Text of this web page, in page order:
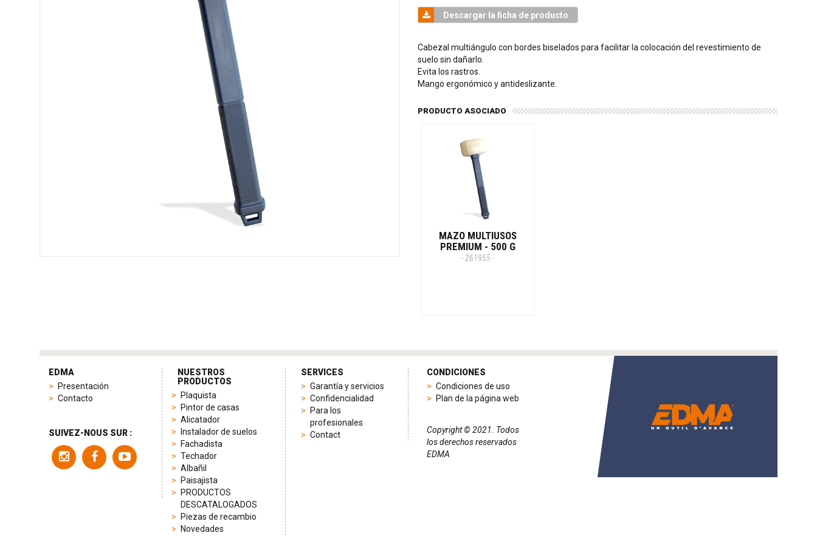
Descargar la ficha de producto
Cabezal multiángulo con bordes biselados para facilitar la colocación del revestimiento de
suelo sin dañarlo.
Evita los rastros.
Mango ergonómico y antideslizante.
PRODUCTO ASOCIADO
MAZO MULTIUSOS
PREMIUM - 500 G
- 261955 -
EDMA
Presentación
Contacto
SUIVEZ-NOUS SUR :
NUESTROS
PRODUCTOS
Plaquista
Pintor de casas
Alicatador
Instalador de suelos
Fachadista
Techador
Albañil
Paisajista
PRODUCTOS
DESCATALOGADOS
Piezas de recambio
Novedades
SERVICES
Garantía y servicios
Confidencialidad
Para los
profesionales
Contact
CONDICIONES
Condiciones de uso
Plan de la página web
Copyright © 2021. Todos
los derechos reservados
EDMA